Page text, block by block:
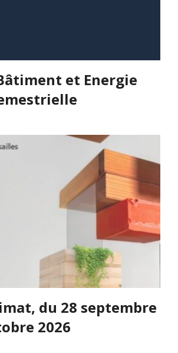
et Energie
du 28 septembre
2026